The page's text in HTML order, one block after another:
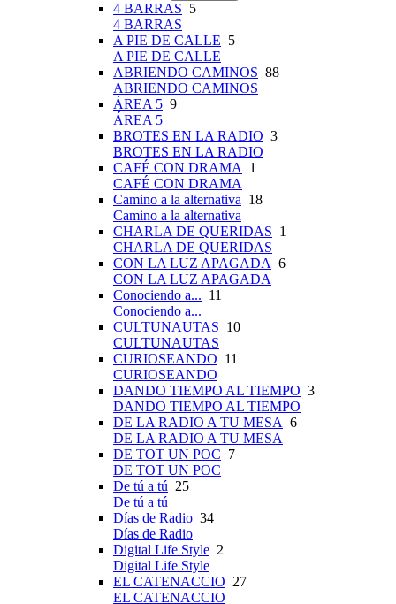
4 BARRAS 5
4 BARRAS
A PIE DE CALLE 5
A PIE DE CALLE
ABRIENDO CAMINOS 88
ABRIENDO CAMINOS
ÁREA 5 9
ÁREA 5
BROTES EN LA RADIO 3
BROTES EN LA RADIO
CAFÉ CON DRAMA 1
CAFÉ CON DRAMA
Camino a la alternativa 18
Camino a la alternativa
CHARLA DE QUERIDAS 1
CHARLA DE QUERIDAS
CON LA LUZ APAGADA 6
CON LA LUZ APAGADA
Conociendo a... 11
Conociendo a...
CULTUNAUTAS 10
CULTUNAUTAS
CURIOSEANDO 11
CURIOSEANDO
DANDO TIEMPO AL TIEMPO 3
DANDO TIEMPO AL TIEMPO
DE LA RADIO A TU MESA 6
DE LA RADIO A TU MESA
DE TOT UN POC 7
DE TOT UN POC
De tú a tú 25
De tú a tú
Días de Radio 34
Días de Radio
Digital Life Style 2
Digital Life Style
EL CATENACCIO 27
EL CATENACCIO